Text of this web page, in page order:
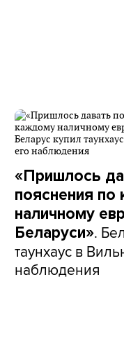
«Пришлось
пояснения
наличному
Беларуси».
таунхаус в
наблюдения